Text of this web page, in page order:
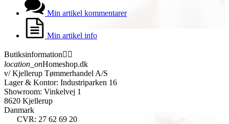
Min artikel kommentarer
Min artikel info
Butiksinformation 
location_onHomeshop.dk
v/ Kjellerup Tømmerhandel A/S
Lager & Kontor: Industriparken 16
Showroom: Vinkelvej 1
8620 Kjellerup
Danmark
CVR: 27 62 69 20